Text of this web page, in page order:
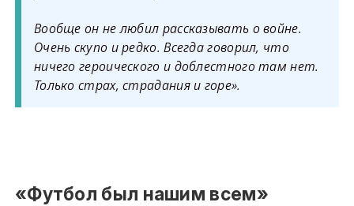
Вообще он не любил рассказывать о войне.
Очень скупо и редко. Всегда говорил, что
ничего героического и доблестного там нет.
Только страх, страдания и горе».
«Футбол был нашим всем»